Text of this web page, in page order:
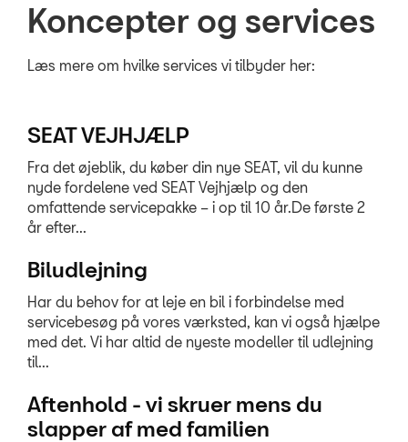
Koncepter og
Synstjek
Fælgerep
PLADEVÆRKSTED
Koncepter og services
Læs mere om hvilke services vi tilbyder her:
SEAT VEJHJÆLP
Fra det øjeblik, du køber din nye SEAT, vil du kunne
nyde fordelene ved SEAT Vejhjælp og den
omfattende servicepakke – i op til 10 år.De første 2
år efter...
Biludlejning
Har du behov for at leje en bil i forbindelse med
servicebesøg på vores værksted, kan vi også hjælpe
med det. Vi har altid de nyeste modeller til udlejning
til...
Aftenhold - vi skruer mens du
slapper af med familien